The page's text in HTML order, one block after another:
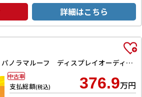
詳細はこちら
アドベンチャー 4WD パノラマルーフ ディスプレイオーディオ コネクティッドナビ TV バックカメラ ETC2．0 オートクルーズコントロール レーンアシスト パワーシート 衝突被害軽減システム LEDヘッドランプ
支払総額(税込) 376.9万円
中古車